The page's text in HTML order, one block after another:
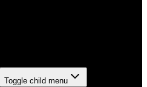
Toggle child menu